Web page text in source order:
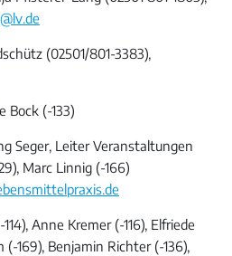
(02501/801-3383),
Bock (-133)
Seger, Leiter Veranstaltungen
Marc Linnig (-166)
Anne Kremer (-116), Elfriede
(-169), Benjamin Richter (-136),